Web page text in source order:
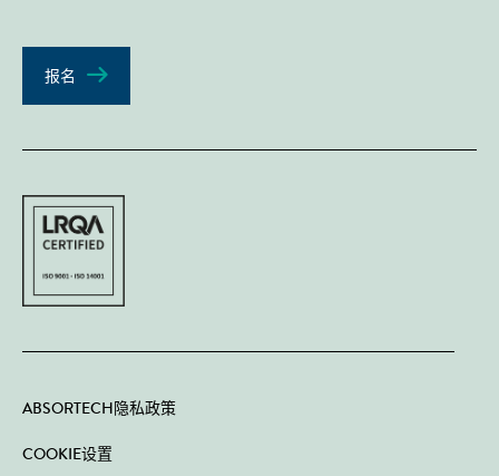
报名
ABSORTECH隐私政策
COOKIE设置